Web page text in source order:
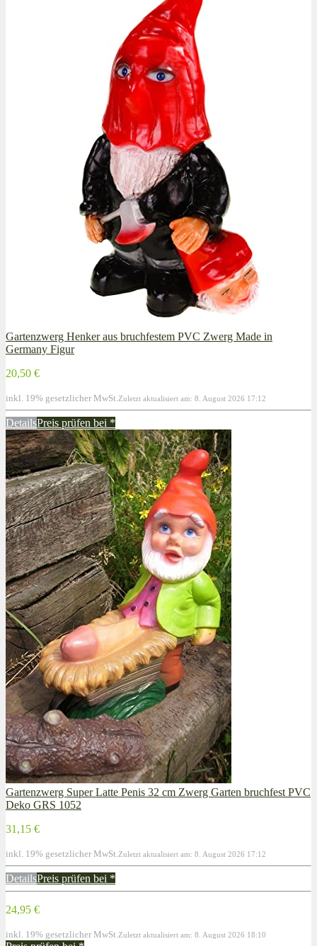
Gartenzwerg Henker aus bruchfestem PVC Zwerg Made in
Germany Figur
20,50 €
inkl. 19% gesetzlicher MwSt. Zuletzt aktualisiert am: 8. August 2026 17:12
DetailsPreis prüfen bei *
Gartenzwerg Super Latte Penis 32 cm Zwerg Garten bruchfest PVC
Deko GRS 1052
31,15 €
inkl. 19% gesetzlicher MwSt. Zuletzt aktualisiert am: 8. August 2026 17:12
DetailsPreis prüfen bei *
24,95 €
inkl. 19% gesetzlicher MwSt. Zuletzt aktualisiert am: 8. August 2026 18:10